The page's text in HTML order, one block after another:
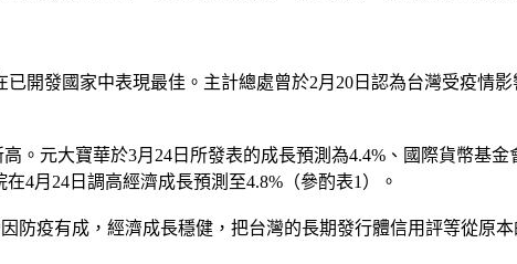
開發國家中表現最佳。主計總處曾於2月20日認為台灣受疫情
。元大寶華於3月24日所發表的成長預測為4.4%、國際貨幣基
4月24日調高經濟成長預測至4.8%（參酌表1）。
防疫有成，經濟成長穩健，把台灣的長期發行體信用評等從原